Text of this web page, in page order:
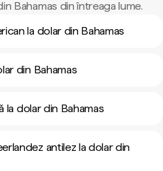
Bahamas din întreaga lume.
la dolar din Bahamas
din Bahamas
la dolar din Bahamas
antilez la dolar din